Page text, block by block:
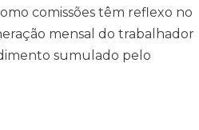
comissões têm reflexo no
mensal do trabalhador
sumulado pelo